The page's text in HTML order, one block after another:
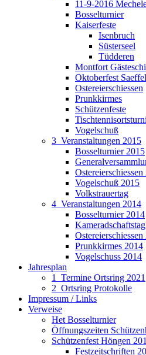
11-9-2016
Bosselturnier
Kaiserfeste
Isenbruch
Süsterseel
Tüdderen
Montfort
Oktoberfest
Ostereierschiessen
Prunkkirmes
Schützenfeste
Vogelschuß
3_Veranstaltungen 2015
Bosselturnier 2015
Ostereierschiessen
Vogelschuß 2015
Volkstrauertag
4_Veranstaltungen 2014
Bosselturnier 2014
Ostereierschiessen
Prunkkirmes 2014
Vogelschuss 2014
Jahresplan
1_Termine Ortsring 2021
2_Ortsring Protokolle
Impressum / Links
Verweise
Het Bosselturnier
Öffnungszeiten
Schützenfest Höngen
Festzeitschriften